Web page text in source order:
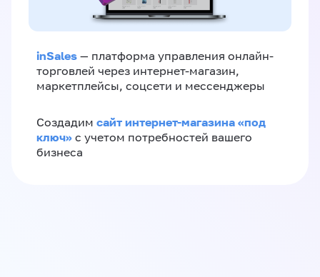
inSales — платформа управления онлайн-
торговлей через интернет-магазин,
маркетплейсы, соцсети и мессенджеры
Создадим сайт интернет-магазина «под
ключ» с учетом потребностей вашего
бизнеса